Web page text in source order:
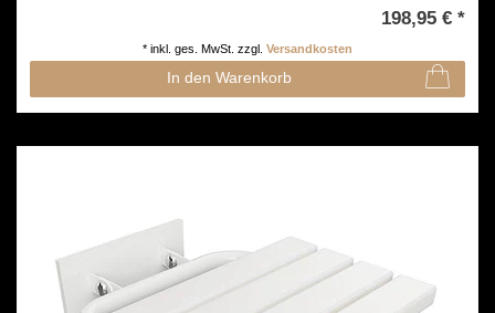
198,95 € *
In den Warenkorb
* inkl. ges. MwSt. zzgl. Versandkosten